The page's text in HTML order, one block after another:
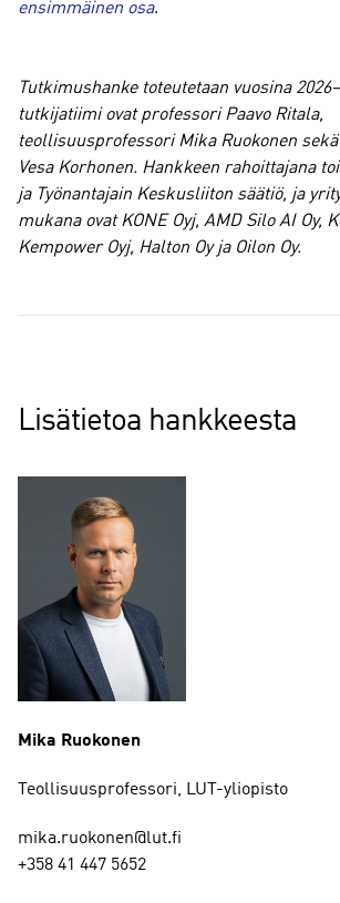
ensimmäinen osa.
Tutkimushanke toteutetaan vuosina
tutkijatiimi ovat professori Paavo Ritala,
teollisuusprofessori Mika Ruokonen
Vesa Korhonen. Hankkeen rahoittajana
ja Työnantajain Keskusliiton säätiö, ja
mukana ovat KONE Oyj, AMD Silo AI Oy,
Kempower Oyj, Halton Oy ja Oilon Oy.
Lisätietoa hankkeesta
Mika Ruokonen
Teollisuusprofessori, LUT-yliopisto
mika.ruokonen@lut.fi
+358 41 447 5652